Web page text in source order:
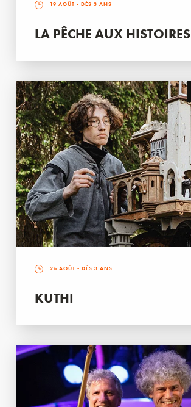
19 AOÛT - DÈS 3 ANS
LA PÊCHE AUX HISTOIRES
26 AOÛT - DÈS 3 ANS
KUTHI